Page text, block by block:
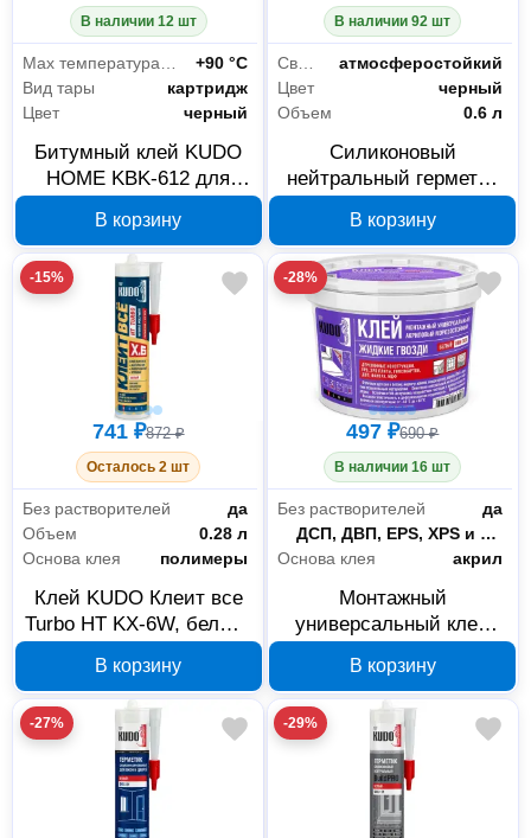
В наличии 12 шт
Max температура эксплуатации
+90 °С
Вид тары
картридж
Цвет
черный
Битумный клей KUDO
HOME KBK-612 для
280 мл
В корзину
В наличии 92 шт
Свойства
атмосферостойкий
Цвет
черный
Объем
0.6 л
Силиконовый
нейтральный герметик
атмосферостойкий
черный 600 мл KSP-232
В корзину
-15%
741 ₽872 ₽
Осталось 2 шт
Без растворителей
да
Объем
0.28 л
Основа клея
полимеры
Клей KUDO Клеит все
Turbo HT KX-6W, белый,
В корзину
-28%
497 ₽690 ₽
В наличии 16 шт
Без растворителей
да
Склеиваемые материалы ДСП, ДВП, EPS, XPS и UPVC, бетонные, кирпичные, каменные, металлические, оштукатуренные и деревянные поверхности
Основа клея
акрил
Монтажный
универсальный клей
кг, арт. KBB-301
В корзину
-27% -29%